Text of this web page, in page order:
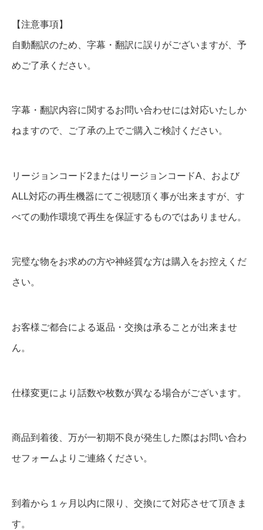
D
B
l
a
y
【注意事項】
自動翻訳のため、字幕・翻訳に誤りがございますが、予
めご了承ください。
字幕・翻訳内容に関するお問い合わせには対応いたしか
ねますので、ご了承の上でご購入ご検討ください。
リージョンコード2またはリージョンコードA、および
ALL対応の再生機器にてご視聴頂く事が出来ますが、す
べての動作環境で再生を保証するものではありません。
完璧な物をお求めの方や神経質な方は購入をお控えくだ
さい。
お客様ご都合による返品・交換は承ることが出来ませ
ん。
仕様変更により話数や枚数が異なる場合がございます。
商品到着後、万が一初期不良が発生した際はお問い合わ
せフォームよりご連絡ください。
到着から１ヶ月以内に限り、交換にて対応させて頂きま
す。